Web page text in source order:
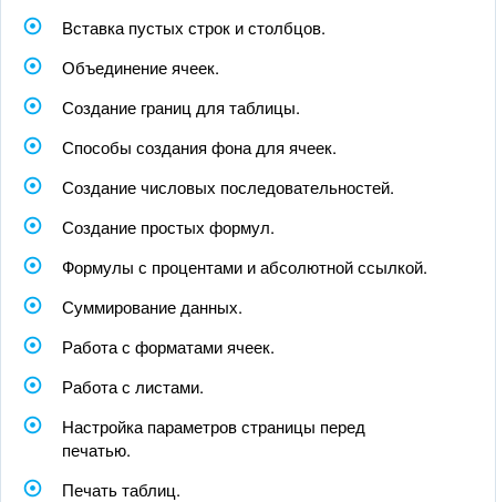
Вставка пустых строк и столбцов.
Объединение ячеек.
Создание границ для таблицы.
Способы создания фона для ячеек.
Создание числовых последовательностей.
Создание простых формул.
Формулы с процентами и абсолютной ссылкой.
Суммирование данных.
Работа с форматами ячеек.
Работа с листами.
Настройка параметров страницы перед
печатью.
Печать таблиц.